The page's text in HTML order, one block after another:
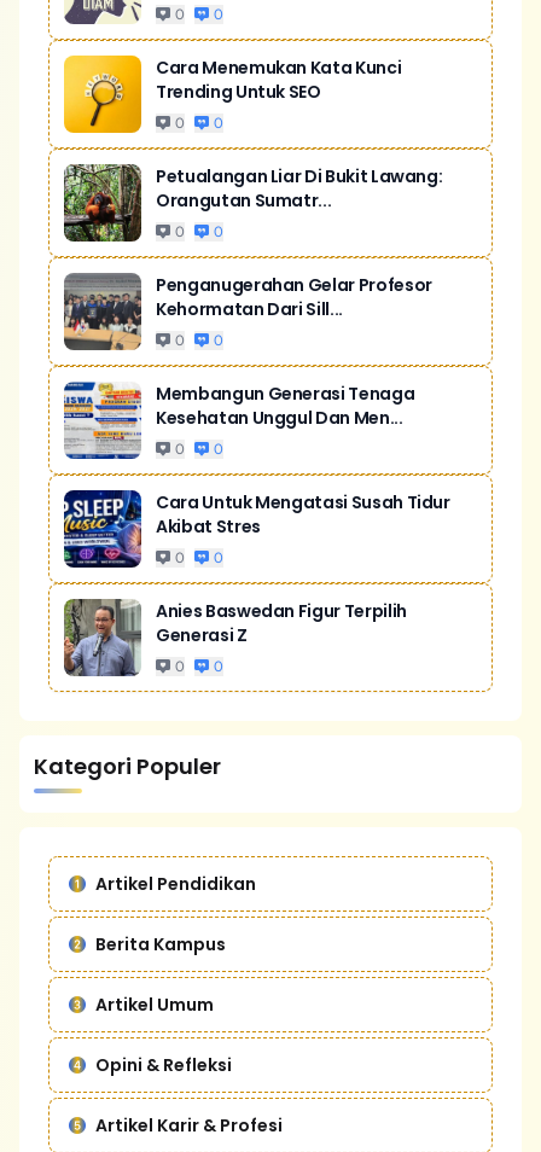
0 0
Cara Menemukan Kata Kunci
Trending Untuk SEO
0 0
Petualangan Liar Di Bukit Lawang:
Orangutan Sumatr...
0 0
Penganugerahan Gelar Profesor
Kehormatan Dari Sill...
0 0
Membangun Generasi Tenaga
Kesehatan Unggul Dan Men...
0 0
Cara Untuk Mengatasi Susah Tidur
Akibat Stres
0 0
Anies Baswedan Figur Terpilih
Generasi Z
0 0
Kategori Populer
Artikel Pendidikan
Berita Kampus
Artikel Umum
Opini & Refleksi
Artikel Karir & Profesi